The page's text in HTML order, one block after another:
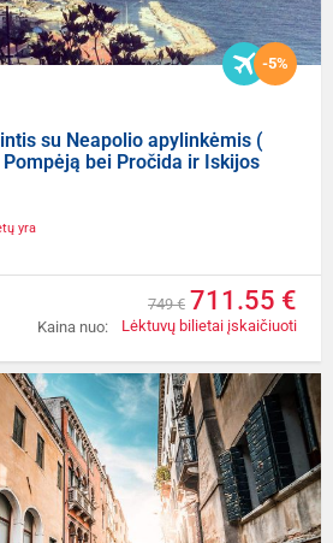
-5%
su Neapolio apylinkėmis (
bei Pročida ir Iskijos
yra
Kaina nuo:
749 € 711.55 €
Lėktuvų bilietai įskaičiuoti